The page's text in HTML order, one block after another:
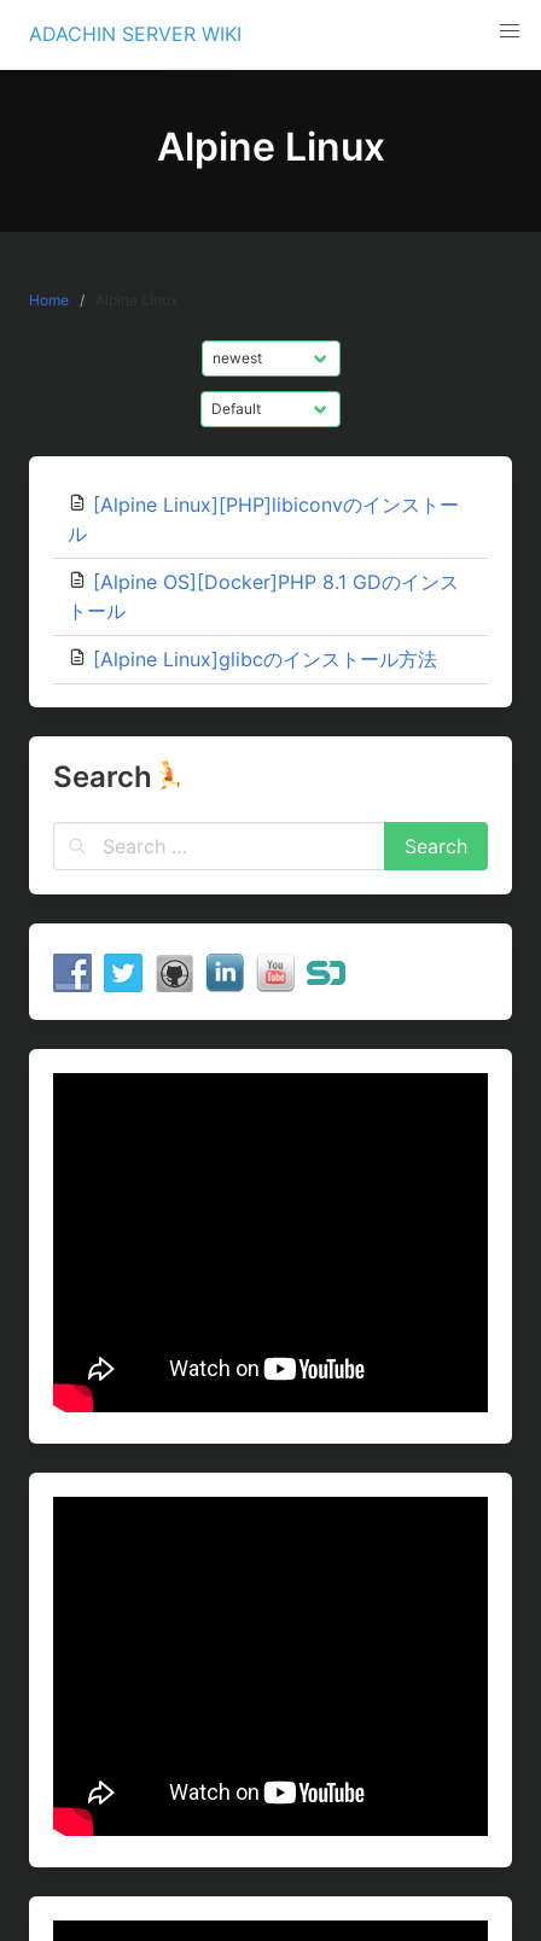
content
ADACHIN SERVER WIKI
Alpine Linux
Home
[Alpine Linux][PHP]libiconvのインストー
ル
[Alpine OS][Docker]PHP 8.1 GDのインス
トール
[Alpine Linux]glibcのインストール方法
Search